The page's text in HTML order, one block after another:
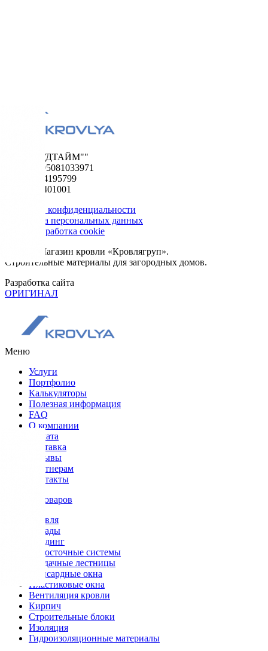
ООО "ФУДТАЙМ""
ОГРН 1195081033971
ИНН 5024195799
КПП 502401001
Политика конфиденциальности
Обработка персональных данных
Сбор и обработка cookie
© 2026. Магазин кровли «Кровлягруп».
Строительные материалы для загородных домов.
Разработка сайта
ОРИГИНАЛ
Меню
Услуги
Портфолио
Калькуляторы
Полезная информация
FAQ
О компании
Оплата
Доставка
Отзывы
Партнерам
Контакты
Каталог товаров
Кровля
Фасады
Сайдинг
Водосточные системы
Чердачные лестницы
Мансардные окна
Пластиковые окна
Вентиляция кровли
Кирпич
Строительные блоки
Изоляция
Гидроизоляционные материалы